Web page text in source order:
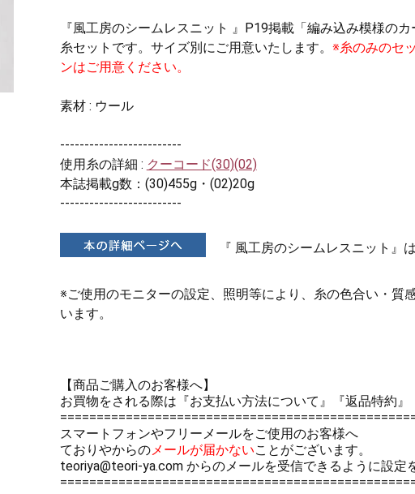
『風工房のシームレスニット 』P19掲載「編み込み模様の
糸セットです。サイズ別にご用意いたします。 ※糸のみのセ
ンはご用意ください。
素材 : ウール
-------------------------
使用糸の詳細 : クーコード(30)(02)
本誌掲載g数：(30)455g・(02)20g
-------------------------
『 風工房のシームレスニット』
※ご使用のモニターの設定、照明等により、糸の色合い・質
います。
【商品ご購入のお客様へ】
お買物をされる際は 『お支払い方法について』 『返品特約』
スマートフォンやフリーメールをご使用のお客様へ
ておりやからのメールが届かないことがございます。
teoriya@teori-ya.com からのメールを受信できるように設定